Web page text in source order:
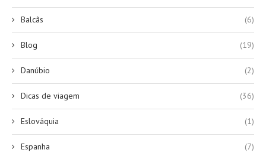
Balcãs (6)
Blog (19)
Danúbio (2)
Dicas de viagem (36)
Eslováquia (1)
Espanha (7)